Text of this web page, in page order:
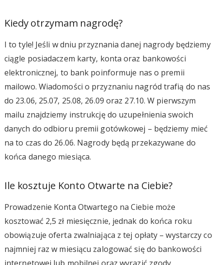
Kiedy otrzymam nagrodę?
I to tyle! Jeśli w dniu przyznania danej nagrody będziemy
ciągle posiadaczem karty, konta oraz bankowości
elektronicznej, to bank poinformuje nas o premii
mailowo. Wiadomości o przyznaniu nagród trafią do nas
do 23.06, 25.07, 25.08, 26.09 oraz 27.10. W pierwszym
mailu znajdziemy instrukcję do uzupełnienia swoich
danych do odbioru premii gotówkowej – będziemy mieć
na to czas do 26.06. Nagrody będą przekazywane do
końca danego miesiąca.
Ile kosztuje Konto Otwarte na Ciebie?
Prowadzenie Konta Otwartego na Ciebie może
kosztować 2,5 zł miesięcznie, jednak do końca roku
obowiązuje oferta zwalniająca z tej opłaty – wystarczy co
najmniej raz w miesiącu zalogować się do bankowości